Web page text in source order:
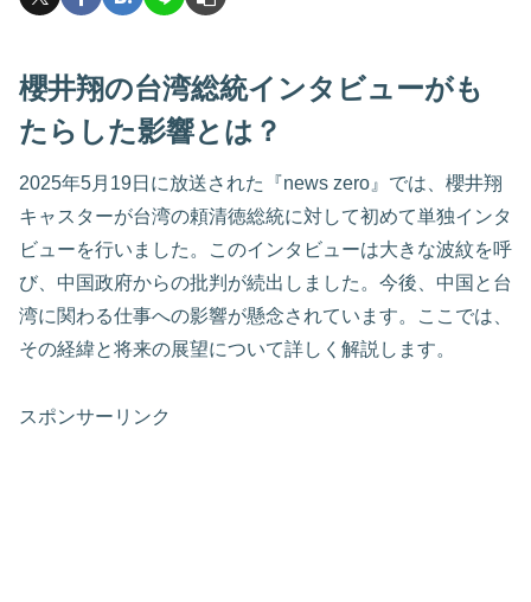
櫻井翔の台湾総統インタビューがも
たらした影響とは？
2025年5月19日に放送された『news zero』では、櫻井翔
キャスターが台湾の頼清徳総統に対して初めて単独インタ
ビューを行いました。このインタビューは大きな波紋を呼
び、中国政府からの批判が続出しました。今後、中国と台
湾に関わる仕事への影響が懸念されています。ここでは、
その経緯と将来の展望について詳しく解説します。
スポンサーリンク